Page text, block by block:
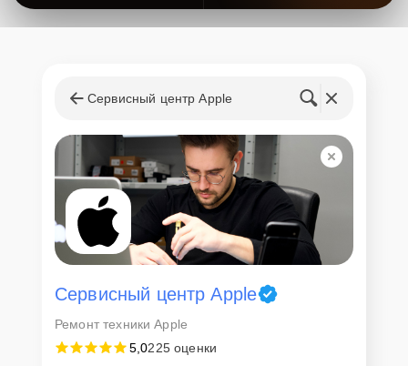
Сервисный центр Apple
Сервисный центр Apple
Ремонт техники Apple
5,0225 оценки